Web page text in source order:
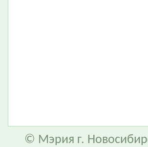
© Мэрия г.